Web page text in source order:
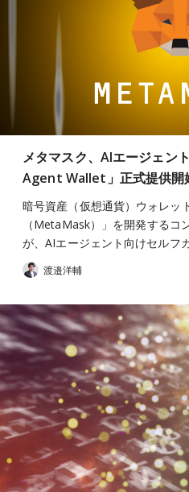
メタマスク、AIエージェン
Agent Wallet」正式提供開
暗号資産（仮想通貨）ウォレッ
（MetaMask）」を開発するコ
が、AIエージェント向けセルフ
渡邉洋輔